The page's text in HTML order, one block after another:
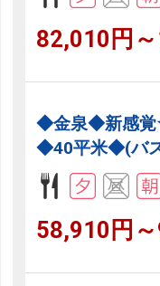
82,010円
◆金泉◆新感覚
◆40平米◆(バ
58,910円